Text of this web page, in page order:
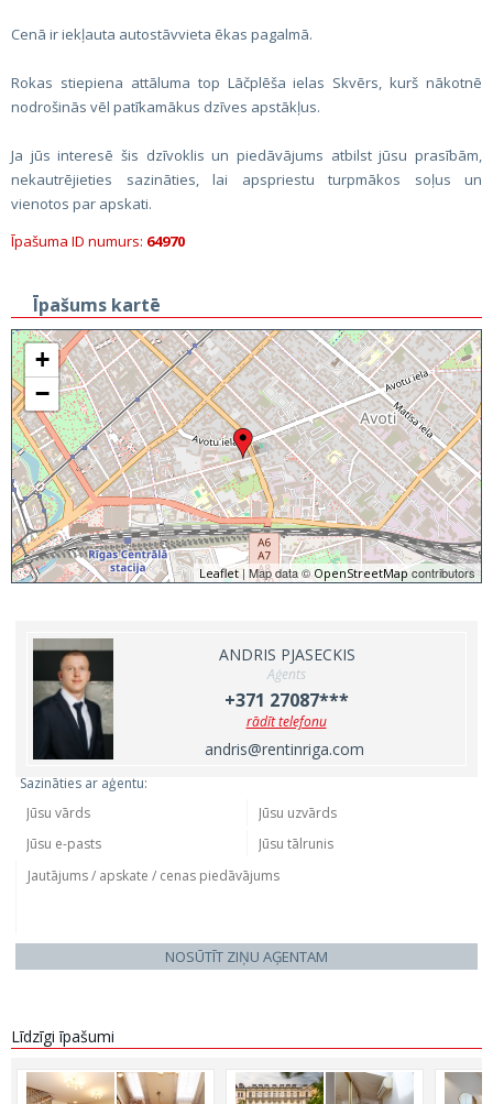
Cenā ir iekļauta autostāvvieta ēkas pagalmā.
Rokas stiepiena attāluma top Lāčplēša ielas Skvērs, kurš nākotnē
nodrošinās vēl patīkamākus dzīves apstākļus.
Ja jūs interesē šis dzīvoklis un piedāvājums atbilst jūsu prasībām,
nekautrējieties sazināties, lai apspriestu turpmākos soļus un
vienotos par apskati.
Īpašuma ID numurs: 64970
Īpašums kartē
+
−
Leaflet | Map data © OpenStreetMapcontributors
ANDRIS PJASECKIS
Aģents
+371 27087***
rādīt telefonu
andris@rentinriga.com
Sazināties ar aģentu:
NOSŪTĪT ZIŅU AĢENTAM
Līdzīgi īpašumi